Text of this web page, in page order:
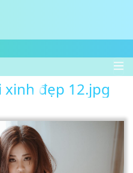
xinh đẹp 12.jpg